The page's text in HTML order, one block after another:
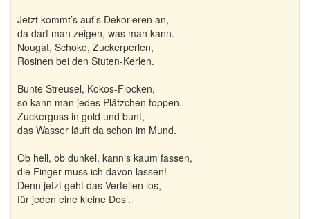
Jetzt kommt’s auf’s Dekorieren an,
da darf man zeigen, was man kann.
Nougat, Schoko, Zuckerperlen,
Rosinen bei den Stuten-Kerlen.
Bunte Streusel, Kokos-Flocken,
so kann man jedes Plätzchen toppen.
Zuckerguss in gold und bunt,
das Wasser läuft da schon im Mund.
Ob hell, ob dunkel, kann‘s kaum fassen,
die Finger muss ich davon lassen!
Denn jetzt geht das Verteilen los,
für jeden eine kleine Dos‘.